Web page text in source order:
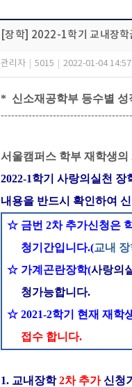
[장학] 2022-1학기 교내장
관리자 5015 2022-01-04
* 신소재공학부 등수별 성
서울캠퍼스 학부 재학생의
2022-1학기 사랑의실천
내용을 반드시 확인하여
☆ 금번 2차 추가신청은
청기간입니다.(교내
☆ 가계곤란장학(사랑의
청가능합니다.
☆ 2021-2학기 현재 재학
접수 합니다.
1. 교내장학2차 추가신청